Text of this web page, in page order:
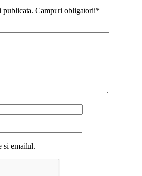
publicata. Campuri obligatorii*
si emailul.